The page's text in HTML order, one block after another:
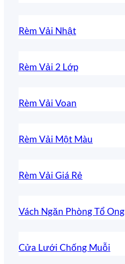
Rèm Vải Nhật
Rèm Vải 2 Lớp
Rèm Vải Voan
Rèm Vải Một Màu
Rèm Vải Giá Rẻ
Vách Ngăn Phòng Tổ Ong
Cửa Lưới Chống Muỗi